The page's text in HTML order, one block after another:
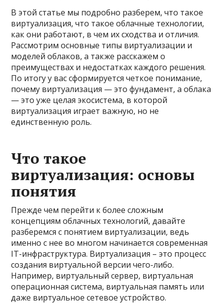
В этой статье мы подробно разберем, что такое
виртуализация, что такое облачные технологии,
как они работают, в чем их сходства и отличия.
Рассмотрим основные типы виртуализации и
моделей облаков, а также расскажем о
преимуществах и недостатках каждого решения.
По итогу у вас сформируется четкое понимание,
почему виртуализация — это фундамент, а облака
— это уже целая экосистема, в которой
виртуализация играет важную, но не
единственную роль.
Что такое
виртуализация: основы
понятия
Прежде чем перейти к более сложным
концепциям облачных технологий, давайте
разберемся с понятием виртуализации, ведь
именно с нее во многом начинается современная
IT-инфраструктура. Виртуализация – это процесс
создания виртуальной версии чего-либо.
Например, виртуальный сервер, виртуальная
операционная система, виртуальная память или
даже виртуальное сетевое устройство.